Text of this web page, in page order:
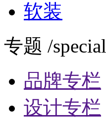
软装
专题 /special
品牌专栏
设计专栏